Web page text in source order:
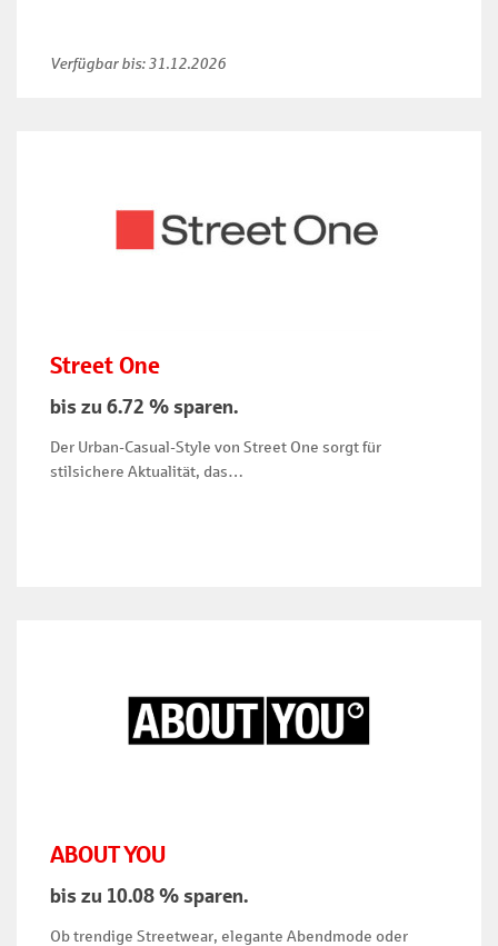
Verfügbar bis: 31.12.2026
Street One
bis zu 6.72 % sparen.
Der Urban-Casual-Style von Street One sorgt für
stilsichere Aktualität, das…
ABOUT YOU
bis zu 10.08 % sparen.
Ob trendige Streetwear, elegante Abendmode oder